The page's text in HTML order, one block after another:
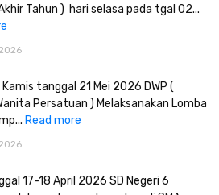
Tahun ) hari selasa pada tgal 02...
Kamis tanggal 21 Mei 2026 DWP (
Persatuan ) Melaksanakan Lomba
Read more
17-18 April 2026 SD Negeri 6